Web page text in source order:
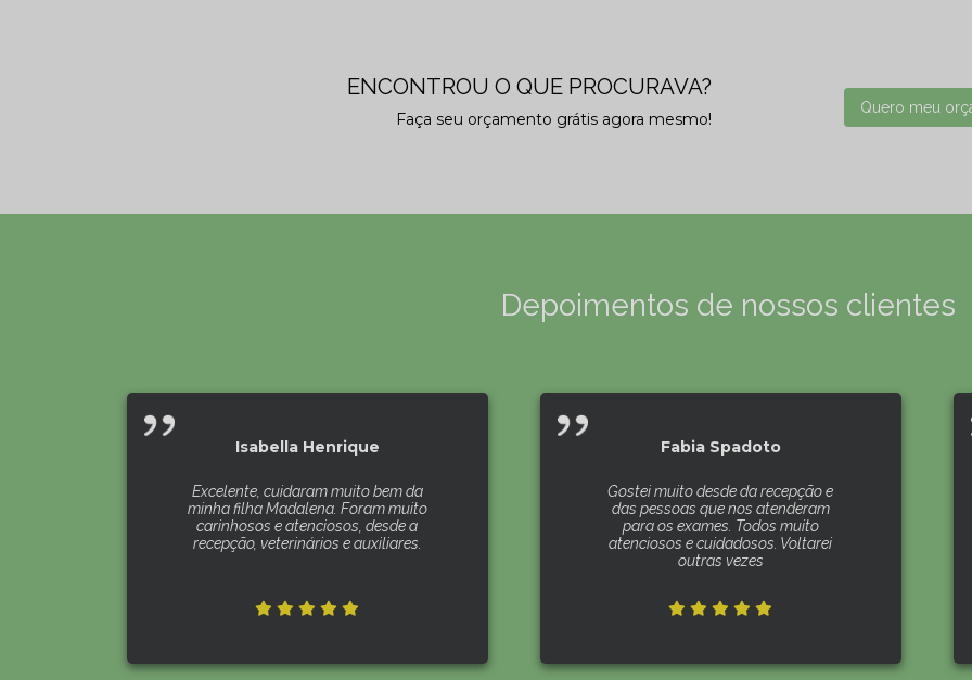
ENCONTROU O QUE PROCURAVA?
Faça seu orçamento grátis agora mesmo!
Quero meu
Depoimentos de nossos clientes
Isabella Henrique
Excelente, cuidaram muito bem da
minha filha Madalena. Foram muito
carinhosos e atenciosos, desde a
recepção, veterinários e auxiliares.
Fabia Spadoto
Gostei muito desde da recepção e
das pessoas que nos atenderam
para os exames. Todos muito
atenciosos e cuidadosos. Voltarei
outras vezes